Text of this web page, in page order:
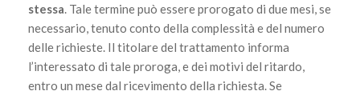
stessa. Tale termine può essere prorogato di due mesi, se
necessario, tenuto conto della complessità e del numero
delle richieste. Il titolare del trattamento informa
l’interessato di tale proroga, e dei motivi del ritardo,
entro un mese dal ricevimento della richiesta. Se